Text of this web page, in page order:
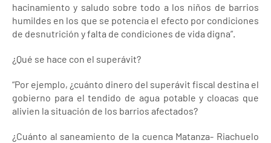
hacinamiento y saludo sobre todo a los niños de barrios
humildes en los que se potencia el efecto por condiciones
de desnutrición y falta de condiciones de vida digna”.
¿Qué se hace con el superávit?
“Por ejemplo, ¿cuánto dinero del superávit fiscal destina el
gobierno para el tendido de agua potable y cloacas que
alivien la situación de los barrios afectados?
¿Cuánto al saneamiento de la cuenca Matanza- Riachuelo